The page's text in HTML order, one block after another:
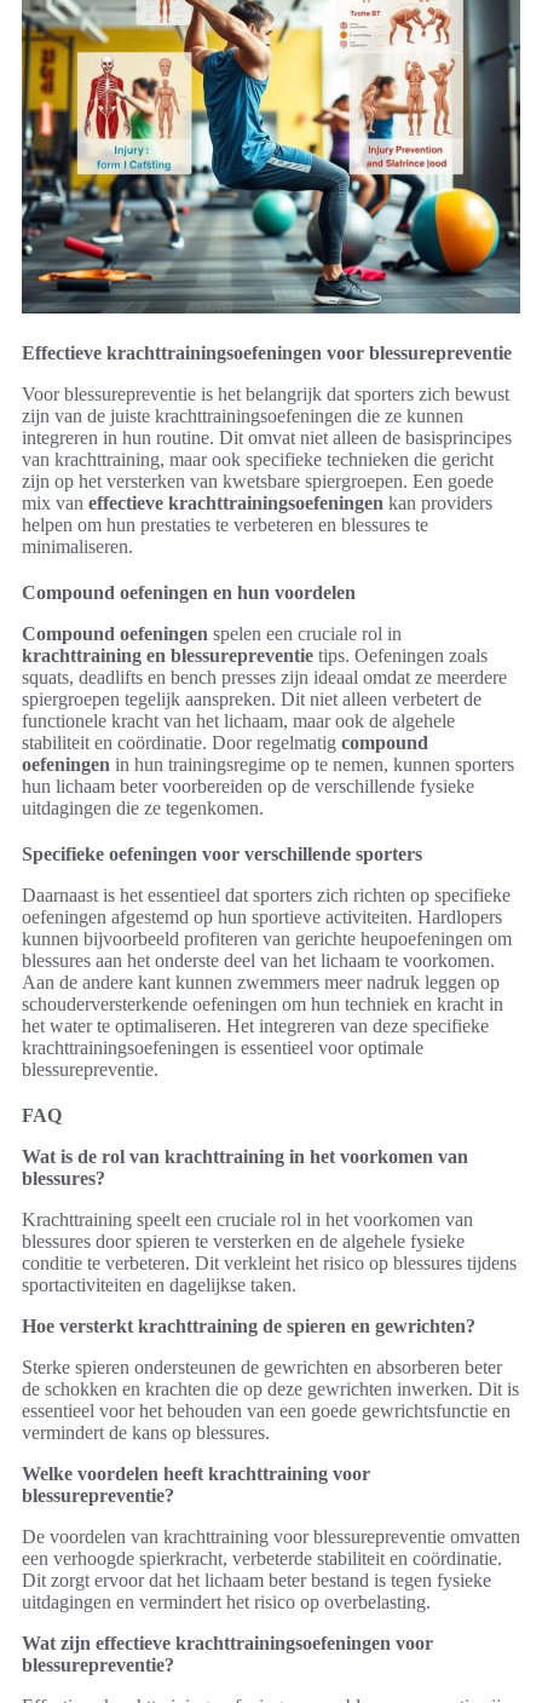
Effectieve krachttrainingsoefeningen voor blessurepreventie
Voor blessurepreventie is het belangrijk dat sporters zich bewust
zijn van de juiste krachttrainingsoefeningen die ze kunnen
integreren in hun routine. Dit omvat niet alleen de basisprincipes
van krachttraining, maar ook specifieke technieken die gericht
zijn op het versterken van kwetsbare spiergroepen. Een goede
mix van effectieve krachttrainingsoefeningen kan providers
helpen om hun prestaties te verbeteren en blessures te
minimaliseren.
Compound oefeningen en hun voordelen
Compound oefeningen spelen een cruciale rol in
krachttraining en blessurepreventie tips. Oefeningen zoals
squats, deadlifts en bench presses zijn ideaal omdat ze meerdere
spiergroepen tegelijk aanspreken. Dit niet alleen verbetert de
functionele kracht van het lichaam, maar ook de algehele
stabiliteit en coördinatie. Door regelmatig compound
oefeningen in hun trainingsregime op te nemen, kunnen sporters
hun lichaam beter voorbereiden op de verschillende fysieke
uitdagingen die ze tegenkomen.
Specifieke oefeningen voor verschillende sporters
Daarnaast is het essentieel dat sporters zich richten op specifieke
oefeningen afgestemd op hun sportieve activiteiten. Hardlopers
kunnen bijvoorbeeld profiteren van gerichte heupoefeningen om
blessures aan het onderste deel van het lichaam te voorkomen.
Aan de andere kant kunnen zwemmers meer nadruk leggen op
schouderversterkende oefeningen om hun techniek en kracht in
het water te optimaliseren. Het integreren van deze specifieke
krachttrainingsoefeningen is essentieel voor optimale
blessurepreventie.
FAQ
Wat is de rol van krachttraining in het voorkomen van
blessures?
Krachttraining speelt een cruciale rol in het voorkomen van
blessures door spieren te versterken en de algehele fysieke
conditie te verbeteren. Dit verkleint het risico op blessures tijdens
sportactiviteiten en dagelijkse taken.
Hoe versterkt krachttraining de spieren en gewrichten?
Sterke spieren ondersteunen de gewrichten en absorberen beter
de schokken en krachten die op deze gewrichten inwerken. Dit is
essentieel voor het behouden van een goede gewrichtsfunctie en
vermindert de kans op blessures.
Welke voordelen heeft krachttraining voor
blessurepreventie?
De voordelen van krachttraining voor blessurepreventie omvatten
een verhoogde spierkracht, verbeterde stabiliteit en coördinatie.
Dit zorgt ervoor dat het lichaam beter bestand is tegen fysieke
uitdagingen en vermindert het risico op overbelasting.
Wat zijn effectieve krachttrainingsoefeningen voor
blessurepreventie?